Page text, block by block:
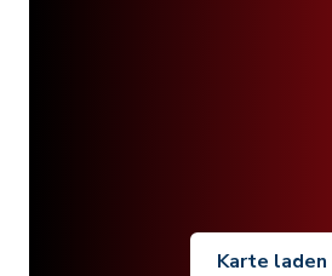
Karte laden